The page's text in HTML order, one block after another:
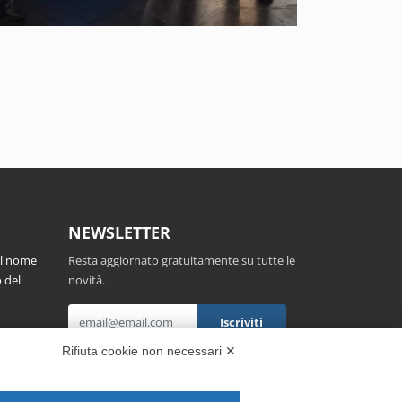
nome
del
NEWSLETTER
Resta aggiornato gratuitamente su tutte le
novità.
Cliccando su Iscriviti dichiari di aver letto e
Rifiuta cookie non necessari ✕